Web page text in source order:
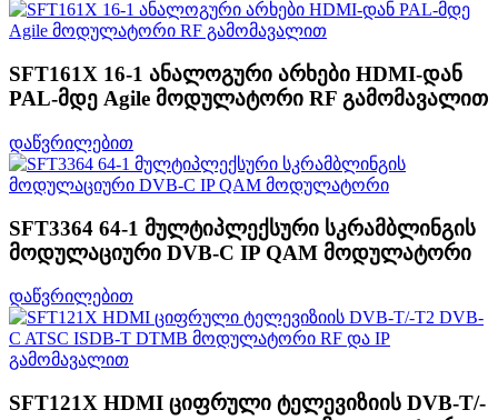
SFT161X 16-1 ანალოგური არხები HDMI-დან
PAL-მდე Agile მოდულატორი RF გამომავალით
დაწვრილებით
SFT3364 64-1 მულტიპლექსური სკრამბლინგის
მოდულაციური DVB-C IP QAM მოდულატორი
დაწვრილებით
SFT121X HDMI ციფრული ტელევიზიის DVB-T/-